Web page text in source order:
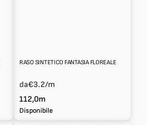
RASO SINTETICO FANTASIA FLOREALE
da€3.2/m
112,0m
Disponibile